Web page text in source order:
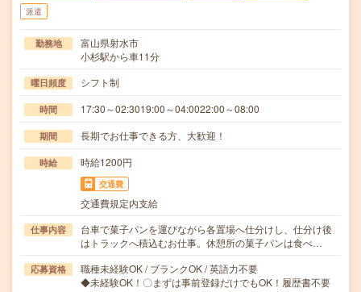
派遣
勤務地
富山県射水市
小杉駅から車11分
曜日頻度 シフト制
時間 17:30～02:3019:00～04:0022:00～08:00
期間 長期でお仕事できる方、大歓迎！
時給 時給1200円
交通費
交通費規定内支給
仕事内容
台車で菓子パンを運びながら各置場へ仕分けし、仕分け後
はトラックへ積込むお仕事。休憩所の菓子パンは食べ…
応募資格
職種未経験OK / ブランクOK / 英語力不要
◆未経験OK！〇まずは事前登録だけでもOK！履歴書不要